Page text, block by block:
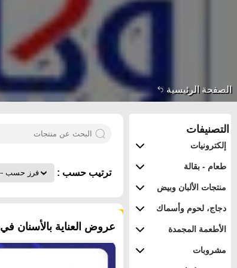
الصفحة الرئيسية
التصنيفات
إلكترونيات
طعام - بقالة
منتجات الألبان وبيض
دجاج، لحوم وأسماك
الأطعمة المجمدة
مشروبات
ترتيب حسب :
عروض العناية بالأسنان في Egypt - القاهرة